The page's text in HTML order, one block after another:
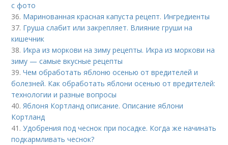
с фото
36. Маринованная красная капуста рецепт. Ингредиенты
37. Груша слабит или закрепляет. Влияние груши на
кишечник
38. Икра из моркови на зиму рецепты. Икра из моркови на
зиму — самые вкусные рецепты
39.Чем обработать яблоню осенью от вредителей и
болезней. Как обработать яблони осенью от вредителей:
технологии и разные вопросы
40.Яблоня Кортланд описание. Описание яблони
Кортланд
41.Удобрения под чеснок при посадке. Когда же начинать
подкармливать чеснок?